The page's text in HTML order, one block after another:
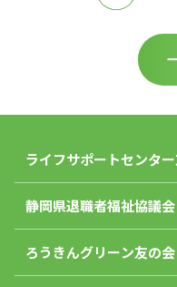
ライフサポートセンタ
静岡県退職者福祉協議会
ろうきんグリーン友の会